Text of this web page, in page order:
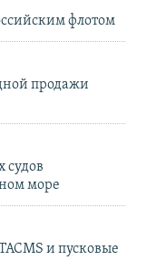
флотом
продажи
судов
море
и пусковые